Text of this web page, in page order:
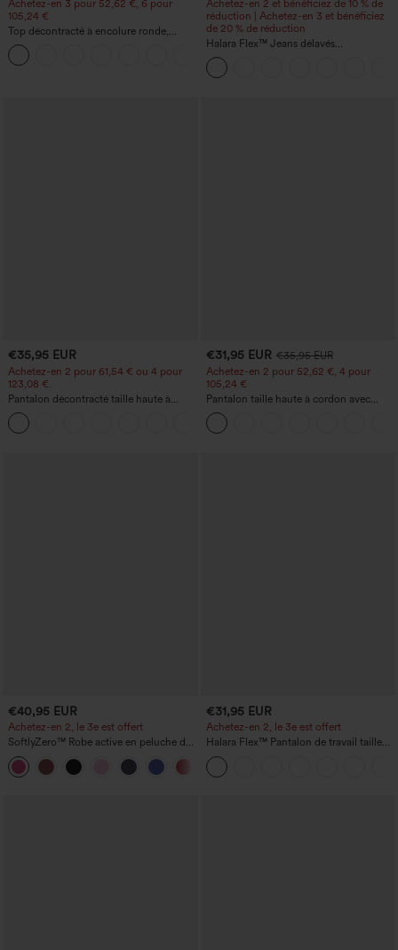
Achetez-en 3 pour 52,62 €, 6 pour
105,24 €
Top décontracté à encolure ronde,
manches chauve-souris et coupe ample
Achetez-en 2 et bénéficiez de 10 % de
réduction | Achetez-en 3 et bénéficiez
de 20 % de réduction
Halara Flex™ Jeans délavés
décontractés, coupe baggy à jambe
large, taille basse asymétrique, poches
zippées
€35,95 EUR
Achetez-en 2 pour 61,54 € ou 4 pour
123,08 €.
Pantalon décontracté taille haute à
jambe droite, effet lin, avec poches
€31,95 EUR €35,95 EUR
Achetez-en 2 pour 52,62 €, 4 pour
105,24 €
Pantalon taille haute à cordon avec
poches, jambe large et coupe ample,
style décontracté, effet lin
€40,95 EUR
Achetez-en 2, le 3e est offert
SoftlyZero™ Robe active en peluche dos
nu — Édition Hyper Facile
€31,95 EUR
Achetez-en 2, le 3e est offert
Halara Flex™ Pantalon de travail taille
haute avec poche latérale arrière et
légère coupe évasée